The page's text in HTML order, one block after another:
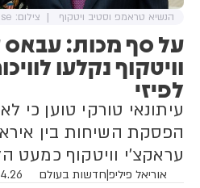
על סף מכות: עבאס
וויטקוף נקלעו
לפיזי
עיתונאי טורקי טוען כי
הפסקת השיחות בין
עראקצ'י וויטקוף כמעט
אוריאל פיליפ|חדשות בעולם | 09:42
הנשיא טראמפ וסטיב ויטקוף צילום: Official White House